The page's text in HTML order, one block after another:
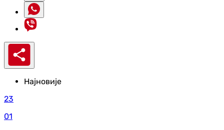
Најновије
23
01